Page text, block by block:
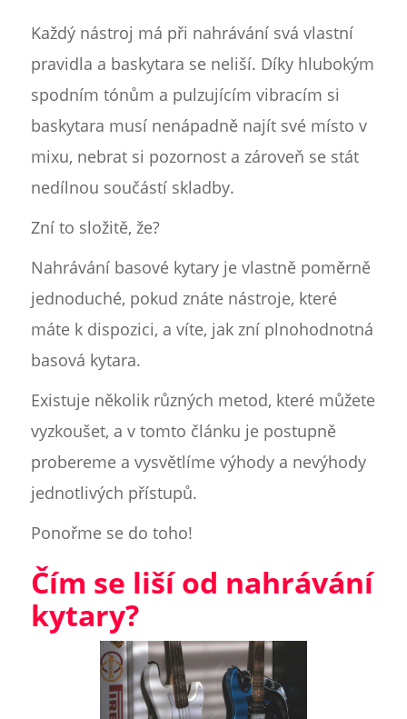
Každý nástroj má při nahrávání svá vlastní
pravidla a baskytara se neliší. Díky hlubokým
spodním tónům a pulzujícím vibracím si
baskytara musí nenápadně najít své místo v
mixu, nebrat si pozornost a zároveň se stát
nedílnou součástí skladby.
Zní to složitě, že?
Nahrávání basové kytary je vlastně poměrně
jednoduché, pokud znáte nástroje, které
máte k dispozici, a víte, jak zní plnohodnotná
basová kytara.
Existuje několik různých metod, které můžete
vyzkoušet, a v tomto článku je postupně
probereme a vysvětlíme výhody a nevýhody
jednotlivých přístupů.
Ponořme se do toho!
Čím se liší od nahrávání
kytary?